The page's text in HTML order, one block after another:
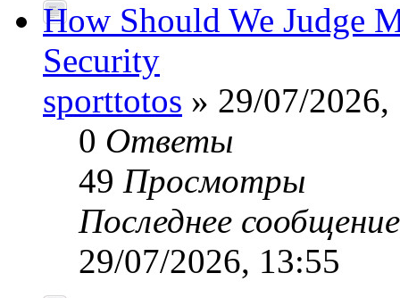
How Should We Judge
Security
sporttotos » 29/07/2026,
0 Ответы
49 Просмотры
Последнее
29/07/2026, 13:55